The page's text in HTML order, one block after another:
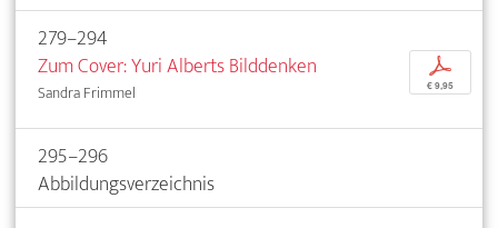
279–294
Zum Cover: Yuri Alberts Bilddenken
Sandra Frimmel
p
€ 9,95
295–296
Abbildungsverzeichnis